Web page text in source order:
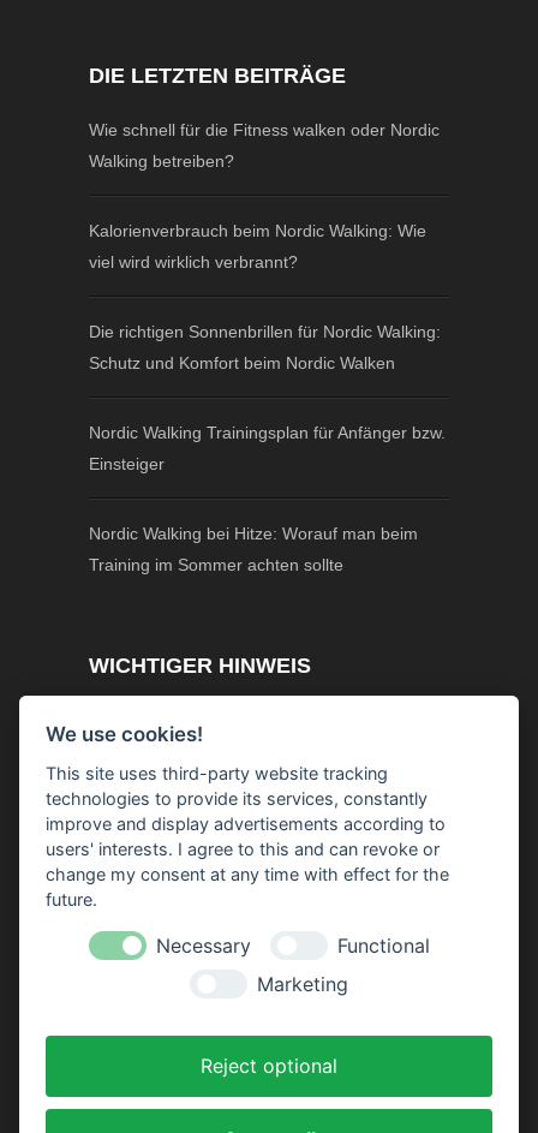
DIE LETZTEN BEITRÄGE
Wie schnell für die Fitness walken oder Nordic
Walking betreiben?
Kalorienverbrauch beim Nordic Walking: Wie
viel wird wirklich verbrannt?
Die richtigen Sonnenbrillen für Nordic Walking:
Schutz und Komfort beim Nordic Walken
Nordic Walking Trainingsplan für Anfänger bzw.
Einsteiger
Nordic Walking bei Hitze: Worauf man beim
Training im Sommer achten sollte
WICHTIGER HINWEIS
Generell gilt, wir bemühen uns darum korrekte
Informationen zu liefern, können Fehler natürlich
nicht ganz ausschließen. Die Autoren sind
sportliche und medizinische Laien. Deshalb sollten
zur Selbstdiagnose oder -behandlung verwenden.
Die Infos zu diesen Themen können einen
einen Arzt oder andere fachlich qualifizierte
Personen befragen.
We use cookies!
This site uses third-party website tracking
technologies to provide its services, constantly
improve and display advertisements according to
users' interests. I agree to this and can revoke or
change my consent at any time with effect for the
future.
Necessary
Functional
Marketing
Reject optional